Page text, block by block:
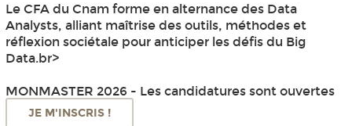
Le CFA du Cnam forme en alternancedes Data
Analysts, alliant maîtrise des outils, méthodes et
réflexion sociétale pour anticiper les défis du Big
Data.br>
MONMASTER 2026 - Les candidatures sont ouvertes
JE M'INSCRIS !